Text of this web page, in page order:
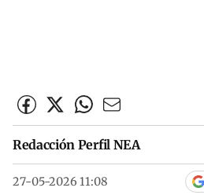
Redacción Perfil NEA
27-05-2026 11:08